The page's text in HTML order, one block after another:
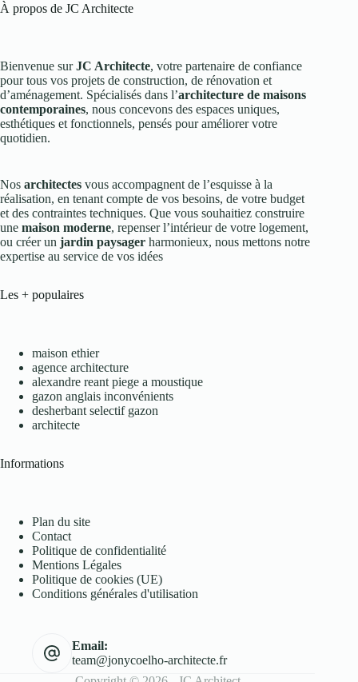
À propos de JC Architecte
Bienvenue surJC Architecte, votre partenaire de confiance
pour tous vos projets de construction, de rénovation et
d’aménagement. Spécialisés dans l’architecture de maisons
contemporaines, nous concevons des espaces uniques,
esthétiques et fonctionnels, pensés pour améliorer votre
quotidien.
Nos architectes vous accompagnent de l’esquisse à la
réalisation, en tenant compte de vos besoins, de votre budget
et des contraintes techniques. Que vous souhaitiez construire
une maison moderne, repenser l’intérieur de votre logement,
ou créer un jardin paysager harmonieux, nous mettons notre
expertise au service de vos idées
Les + populaires
maison ethier
agence architecture
alexandre reant piege a moustique
gazon anglais inconvénients
desherbant selectif gazon
architecte
Informations
Plan du site
Contact
Politique de confidentialité
Mentions Légales
Politique de cookies (UE)
Conditions générales d'utilisation
Email:
team@jonycoelho-architecte.fr